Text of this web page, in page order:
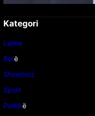
Kategori
Lajme
Botë
Showbizz
Sport
Politikë